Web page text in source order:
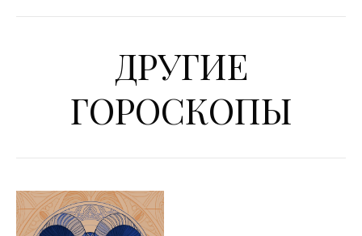
ДРУГИЕ
ГОРОСКОПЫ